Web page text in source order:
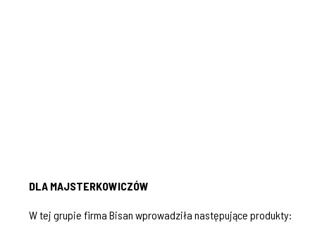
DLA MAJSTERKOWICZÓW
W tej grupie firma Bisan wprowadziła następujące produkty: